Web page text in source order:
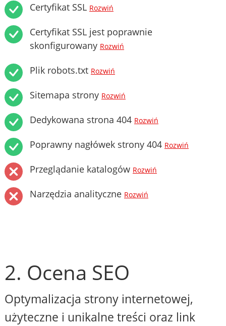
Certyfikat SSL Rozwiń
Certyfikat SSL jest poprawnie
skonfigurowany Rozwiń
Plik robots.txt Rozwiń
Sitemapa strony Rozwiń
Dedykowana strona 404 Rozwiń
Poprawny nagłówek strony 404 Rozwiń
Przeglądanie katalogów Rozwiń
Narzędzia analityczne Rozwiń
2. Ocena SEO
Optymalizacja strony internetowej,
użyteczne i unikalne treści oraz link